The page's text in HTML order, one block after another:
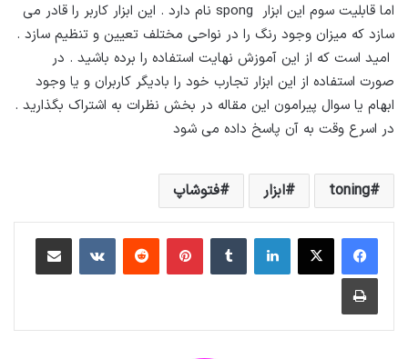
اما قابلیت سوم این ابزار spong نام دارد . این ابزار کاربر را قادر می
سازد که میزان وجود رنگ را در نواحی مختلف تعیین و تنظیم سازد .
امید است که از این آموزش نهایت استفاده را برده باشید . در
صورت استفاده از این ابزار تجارب خود را بادیگر کاربران و یا وجود
ابهام یا سوال پیرامون این مقاله در بخش نظرات به اشتراک بگذارید .
در اسرع وقت به آن پاسخ داده می شود
toning ابزار فتوشاپ
لینکداینتامبلر پینتریستReddit
VKontakteاشتراک گذاری با ایمیل
چاپ